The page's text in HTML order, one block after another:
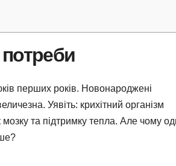
потреби
перших років. Новонароджені
Уявіть: крихітний організм
та підтримку тепла. Але чому